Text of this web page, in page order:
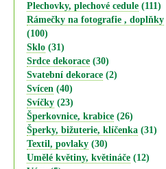
Plechovky, plechové cedule (111)
Rámečky na fotografie , doplňky
(100)
Sklo (31)
Srdce dekorace (30)
Svatební dekorace (2)
Svícen (40)
Svíčky (23)
Šperkovnice, krabice (26)
Šperky, bižuterie, klíčenka (31)
Textil, povlaky (30)
Umělé květiny, květináče (12)